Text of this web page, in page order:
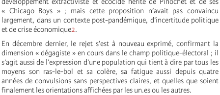
« Chicago Boys » ; mais cette proposition n’avait pas convaincu
largement, dans un contexte post-pandémique, d’incertitude politique
et de crise économique2.
En décembre dernier, le rejet s’est à nouveau exprimé, confirmant la
dimension « dégagiste » en cours dans le champ politique-électoral ; il
s’agit aussi de l’expression d’une population qui tient à dire par tous les
moyens son ras-le-bol et sa colère, sa fatigue aussi depuis quatre
années de convulsions sans perspectives claires, et quelles que soient
finalement les orientations affichées par les un.es ou les autres.